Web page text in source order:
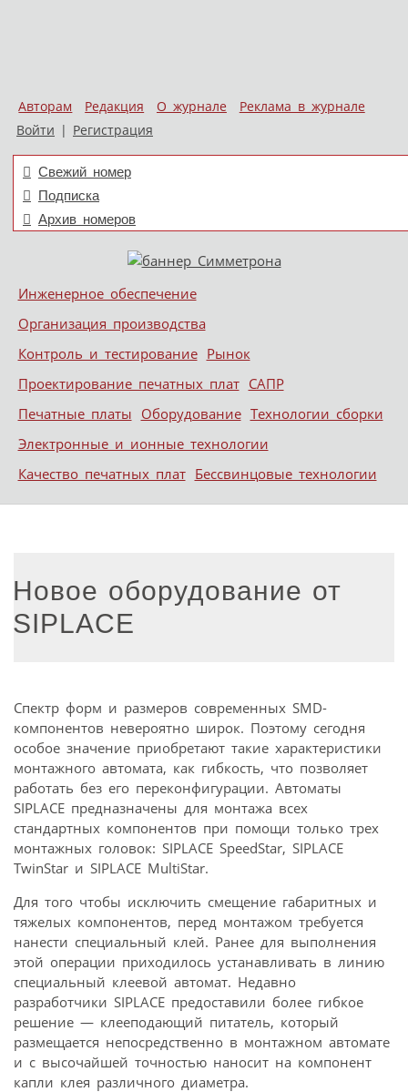
Авторам Редакция О журнале
Реклама в журнале
Войти | Регистрация
Свежий номер
Подписка
Архив номеров
Меню
Skip to content
Инженерное обеспечение
Организация производства
Контроль и тестирование Рынок
Проектирование печатных плат САПР
Печатные платы Оборудование Технологии сборки
Электронные и ионные технологии
Качество печатных плат Бессвинцовые технологии
Новое оборудование от
SIPLACE
Спектр форм и размеров современных SMD-
компонентов невероятно широк. Поэтому сегодня
особое значение приобретают такие характеристики
монтажного автомата, как гибкость, что позволяет
работать без его переконфигурации. Автоматы
SIPLACE предназначены для монтажа всех
стандартных компонентов при помощи только трех
монтажных головок: SIPLACE SpeedStar, SIPLACE
TwinStar и SIPLACE MultiStar.
Для того чтобы исключить смещение габаритных и
тяжелых компонентов, перед монтажом требуется
нанести специальный клей. Ранее для выполнения
этой операции приходилось устанавливать в линию
специальный клеевой автомат. Недавно
разработчики SIPLACE предоставили более гибкое
решение — клееподающий питатель, который
размещается непосредственно в монтажном автомате
и с высочайшей точностью наносит на компонент
капли клея различного диаметра.